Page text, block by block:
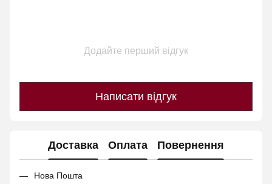
Додайте перший відгук
Написати відгук
Доставка Оплата Повернення
Нова Пошта